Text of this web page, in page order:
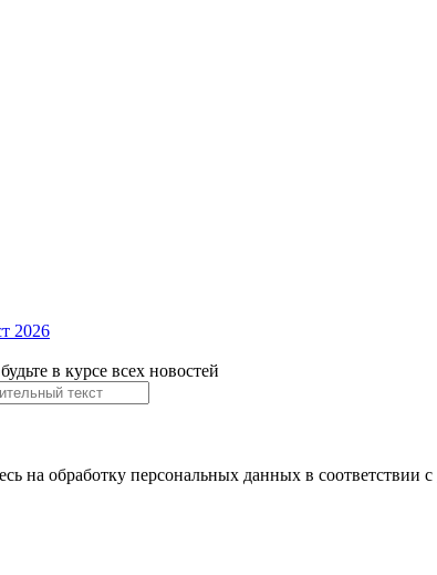
2026
в курсе всех новостей
на обработку персональных данных в соответствии с